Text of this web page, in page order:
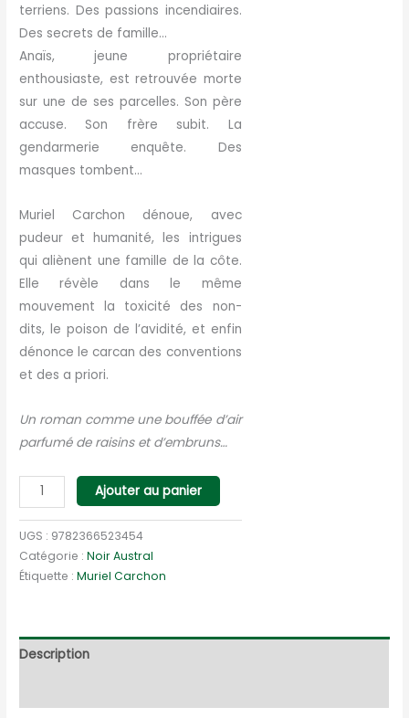
terriens. Des passions incendiaires.
Des secrets de famille…
Anaïs, jeune propriétaire
enthousiaste, est retrouvée morte
sur une de ses parcelles. Son père
accuse. Son frère subit. La
gendarmerie enquête. Des
masques tombent…
Muriel Carchon dénoue, avec
pudeur et humanité, les intrigues
qui aliènent une famille de la côte.
Elle révèle dans le même
mouvement la toxicité des non-
dits, le poison de l’avidité, et enfin
dénonce le carcan des conventions
et des a priori.
Un roman comme une bouffée d’air
parfumé de raisins et d’embruns…
quantité
de
Vendange
Amère
Ajouter au panier
UGS : 9782366523454
Catégorie :Noir Austral
Étiquette :Muriel Carchon
Description